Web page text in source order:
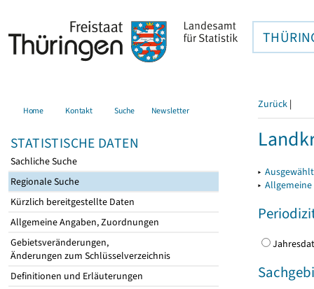
Home Kontakt Suche Newsletter
STATISTISCHE DATEN
Sachliche Suche
Regionale Suche
Kürzlich bereitgestellte Daten
Allgemeine Angaben, Zuordnungen
Gebietsveränderungen,
Änderungen zum Schlüsselverzeichnis
Definitionen und Erläuterungen
Zurück |
▸
▸